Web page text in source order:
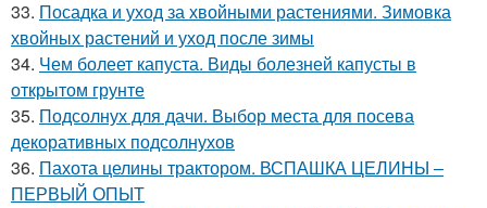
33. Посадка и уход за хвойными растениями. Зимовка
хвойных растений и уход после зимы
34. Чем болеет капуста. Виды болезней капусты в
открытом грунте
35. Подсолнух для дачи. Выбор места для посева
декоративных подсолнухов
36. Пахота целины трактором. ВСПАШКА ЦЕЛИНЫ –
ПЕРВЫЙ ОПЫТ